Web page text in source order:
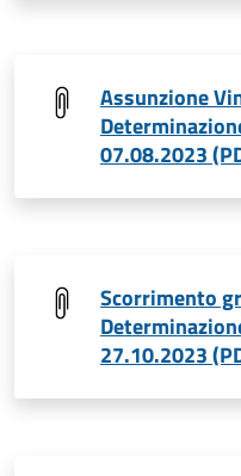
Assunzione
07.08.2023
Scorrimento
27.10.2023